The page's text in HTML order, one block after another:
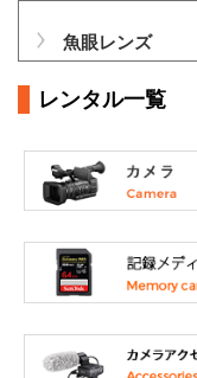
魚眼レンズ
レンタル一覧